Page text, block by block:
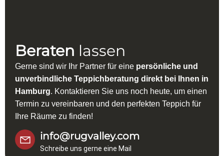
Beraten lassen
Gerne sind wir Ihr Partner für eine persönliche und
unverbindliche Teppichberatung direkt bei Ihnen in
Hamburg. Kontaktieren Sie uns noch heute, um einen
Termin zu vereinbaren und den perfekten Teppich für
Ihre Räume zu finden!
info@rugvalley.com
Schreibe uns gerne eine Mail